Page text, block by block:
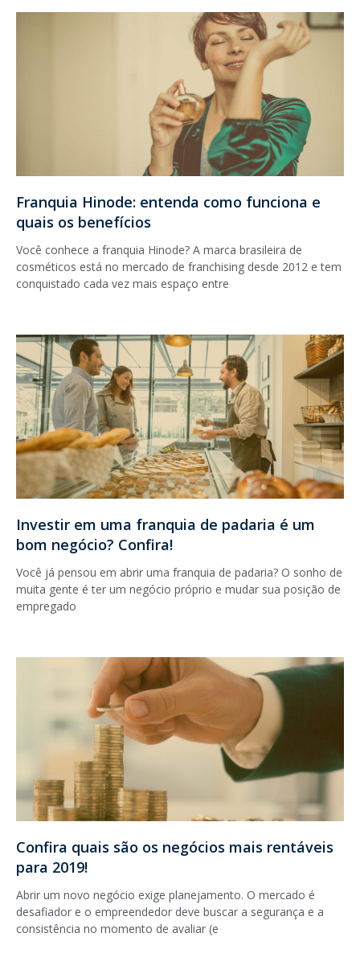
Franquia Hinode: entenda como funciona e
quais os benefícios
Você conhece a franquia Hinode? A marca brasileira de
cosméticos está no mercado de franchising desde 2012 e tem
conquistado cada vez mais espaço entre
Investir em uma franquia de padaria é um
bom negócio? Confira!
Você já pensou em abrir uma franquia de padaria? O sonho de
muita gente é ter um negócio próprio e mudar sua posição de
empregado
Confira quais são os negócios mais rentáveis
para 2019!
Abrir um novo negócio exige planejamento. O mercado é
desafiador e o empreendedor deve buscar a segurança e a
consistência no momento de avaliar (e